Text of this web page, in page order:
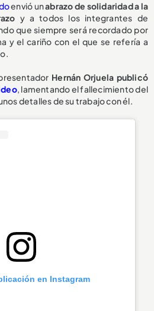
envió unabrazo de solidaridad a la
y a todos los integrantes de
que siempre será recordado por
y el cariño con el que se refería a
Hernán Orjuela publicó
, lamentando el fallecimiento del
detalles de su trabajo con él.
en Instagram